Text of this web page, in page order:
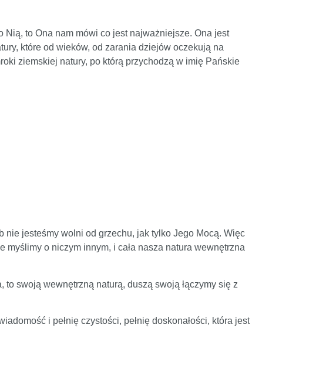
Nią, to Ona nam mówi co jest najważniejsze. Ona jest
które od wieków, od zarania dziejów oczekują na
ziemskiej natury, po którą przychodzą w imię Pańskie
jesteśmy wolni od grzechu, jak tylko Jego Mocą. Więc
o niczym innym, i cała nasza natura wewnętrzna
swoją wewnętrzną naturą, duszą swoją łączymy się z
i pełnię czystości, pełnię doskonałości, która jest